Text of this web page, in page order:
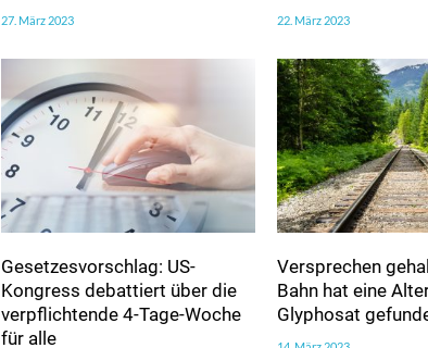
27. März 2023 22. März 2023
Gesetzesvorschlag: US-
Kongress debattiert über die
verpflichtende 4-Tage-Woche
für alle
Versprechen
Bahn hat eine
Glyphosat